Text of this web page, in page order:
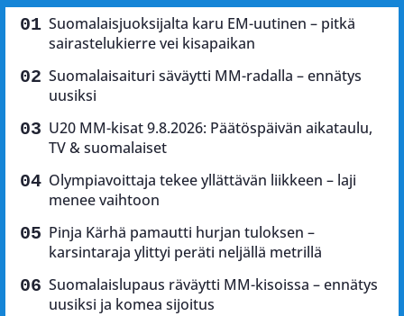
Suomalaisjuoksijalta karu EM-uutinen – pitkä
sairastelukierre vei kisapaikan
Suomalaisaituri säväytti MM-radalla – ennätys
uusiksi
U20 MM-kisat 9.8.2026: Päätöspäivän aikataulu,
TV & suomalaiset
Olympiavoittaja tekee yllättävän liikkeen – laji
menee vaihtoon
Pinja Kärhä pamautti hurjan tuloksen –
karsintaraja ylittyi peräti neljällä metrillä
Suomalaislupaus räväytti MM-kisoissa – ennätys
uusiksi ja komea sijoitus